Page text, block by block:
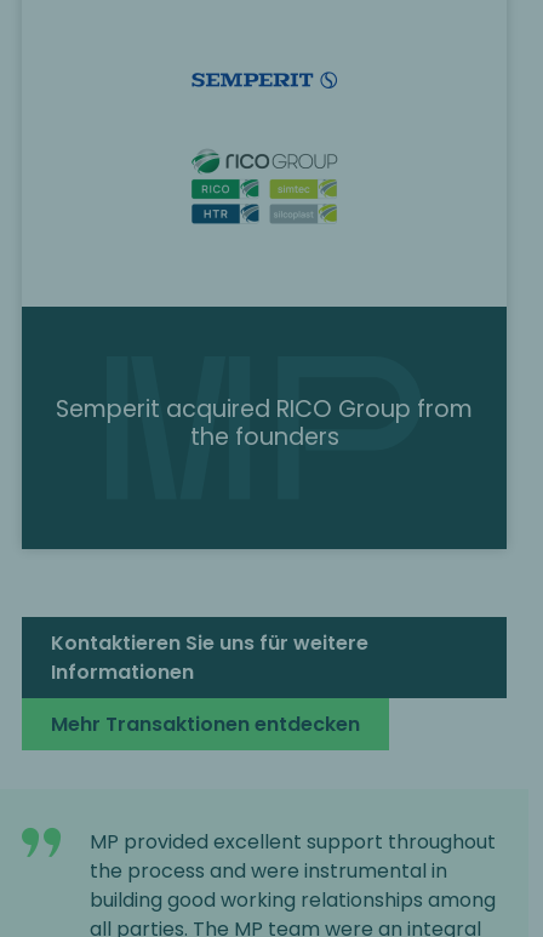
Semperit acquired RICO Group from
the founders
Kontaktieren Sie uns für weitere
Informationen
Mehr Transaktionen entdecken
MP provided excellent support throughout
the process and were instrumental in
building good working relationships among
all parties. The MP team were an integral